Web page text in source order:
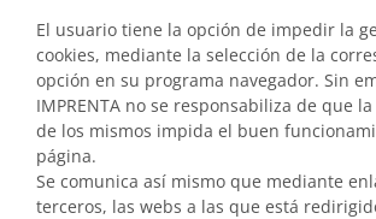
El usuario tiene la opción de impedir la
cookies, mediante la selección de la
opción en su programa navegador. Sin
IMPRENTA no se responsabiliza de que
de los mismos impida el buen
página.
Se comunica así mismo que mediante
terceros, las webs a las que está